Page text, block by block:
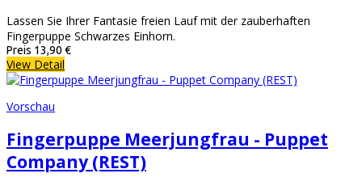
Lassen Sie Ihrer Fantasie freien Lauf mit der zauberhaften
Fingerpuppe Schwarzes Einhorn.
Preis 13,90 €
View Detail
Vorschau
Fingerpuppe Meerjungfrau - Puppet
Company (REST)